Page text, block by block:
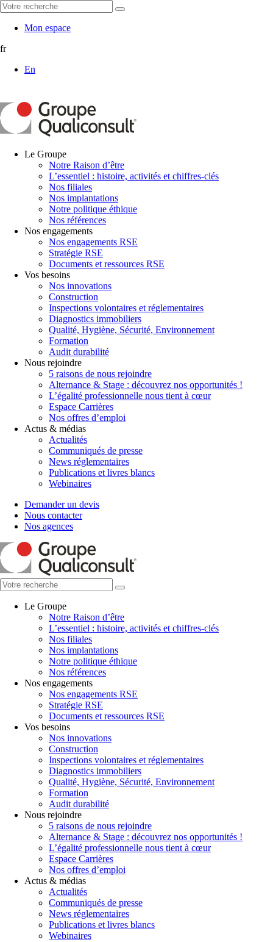
Mon espace
fr
En
Le Groupe
Notre Raison d’être
L’essentiel : histoire, activités et chiffres-clés
Nos filiales
Nos implantations
Notre politique éthique
Nos références
Nos engagements
Nos engagements RSE
Stratégie RSE
Documents et ressources RSE
Vos besoins
Nos innovations
Construction
Inspections volontaires et réglementaires
Diagnostics immobiliers
Qualité, Hygiène, Sécurité, Environnement
Formation
Audit durabilité
Nous rejoindre
5 raisons de nous rejoindre
Alternance & Stage : découvrez nos opportunités !
L’égalité professionnelle nous tient à cœur
Espace Carrières
Nos offres d’emploi
Actus & médias
Actualités
Communiqués de presse
News réglementaires
Publications et livres blancs
Webinaires
Demander un devis
Nous contacter
Nos agences
Le Groupe
Notre Raison d’être
L’essentiel : histoire, activités et chiffres-clés
Nos filiales
Nos implantations
Notre politique éthique
Nos références
Nos engagements
Nos engagements RSE
Stratégie RSE
Documents et ressources RSE
Vos besoins
Nos innovations
Construction
Inspections volontaires et réglementaires
Diagnostics immobiliers
Qualité, Hygiène, Sécurité, Environnement
Formation
Audit durabilité
Nous rejoindre
5 raisons de nous rejoindre
Alternance & Stage : découvrez nos opportunités !
L’égalité professionnelle nous tient à cœur
Espace Carrières
Nos offres d’emploi
Actus & médias
Actualités
Communiqués de presse
News réglementaires
Publications et livres blancs
Webinaires